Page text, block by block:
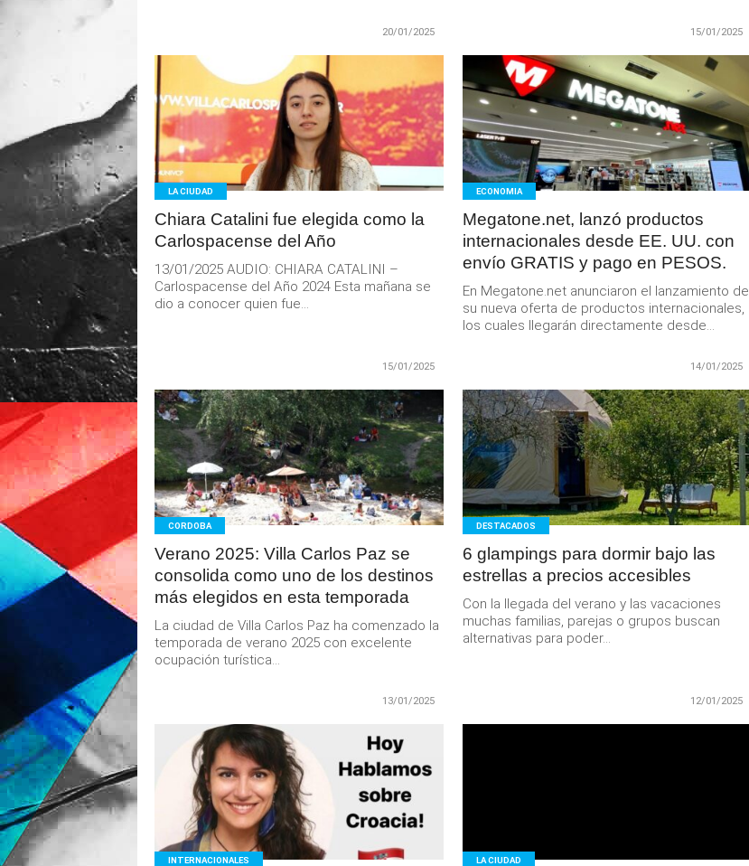
20/01/2025 15/01/2025
LEER
MAS
LA CIUDAD
Chiara Catalini fue elegida como la
Carlospacense del Año
13/01/2025 AUDIO: CHIARA CATALINI –
Carlospacense del Año 2024 Esta mañana se
dio a conocer quien fue...
15/01/2025
LEER
MAS
ECONOMIA
Megatone.net, lanzó productos
internacionales desde EE. UU. con
envío GRATIS y pago en PESOS.
En Megatone.net anunciaron el lanzamiento de
su nueva oferta de productos internacionales,
los cuales llegarán directamente desde...
14/01/2025
LEER
MAS
CORDOBA
Verano 2025: Villa Carlos Paz se
consolida como uno de los destinos
más elegidos en esta temporada
La ciudad de Villa Carlos Paz ha comenzado la
temporada de verano 2025 con excelente
ocupación turística...
13/01/2025
LEER
MAS
DESTACADOS
6 glampings para dormir bajo las
estrellas a precios accesibles
Con la llegada del verano y las vacaciones
muchas familias, parejas o grupos buscan
alternativas para poder...
12/01/2025
LEER
MAS
INTERNACIONALES LA CIUDAD